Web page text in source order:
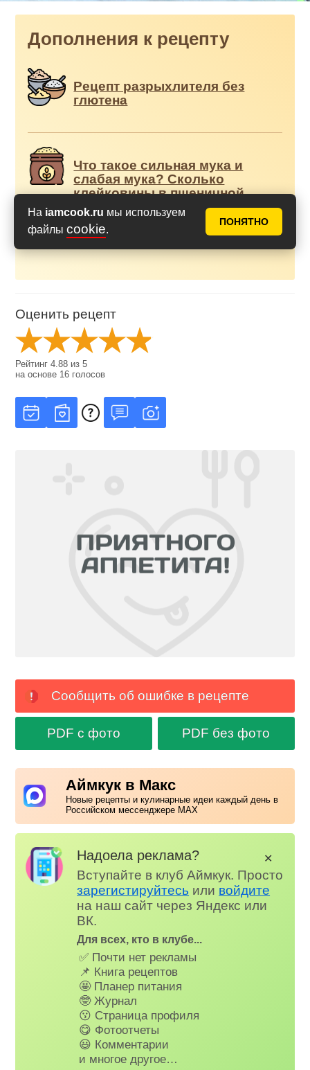
На iamcook.ru мы используем
файлы cookie.
ПОНЯТНО
Дополнения к рецепту
Рецепт разрыхлителя без
глютена
Что такое сильная мука и
слабая мука? Сколько
клейковины в пшеничной
муке? Какую муку
выбрать?
Оценить рецепт
Рейтинг4.88 из5
на основе 16 голосов
Сообщить об ошибке в рецепте
PDF с фото PDF без фото
Аймкук в Макс
Новые рецепты и кулинарные идеи каждый день в
Российском мессенджере MAX
Надоела реклама?
Вступайте в клуб Аймкук. Просто
зарегистируйтесь или войдите
на наш сайт через Яндекс или
ВК.
Для всех, кто в клубе...
✅ Почти нет рекламы
📌 Книга рецептов
🤩 Планер питания
🤓 Журнал
😗 Страница профиля
😋 Фотоотчеты
😃 Комментарии
и многое другое…
✕